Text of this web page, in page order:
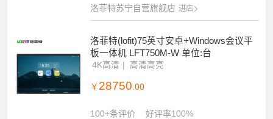
洛菲特苏宁自营旗舰店 进店
洛菲特(lofit)75英寸安卓+Windows会议平
板一体机 LFT750M-W 单位:台
4K高清 高清高亮
￥ 28750 .00
100+条评价
好评率100%